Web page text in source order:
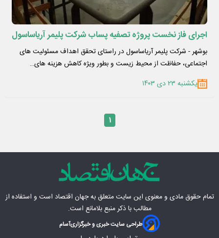
اجرای فاز نخست پروژه تصفیه پساب شرکت پلیمر آریاساسول
بوشهر - شرکت پلیمر آریاساسول در راستای تحقق اهداف مسئولیت‌ های
اجتماعی، حفاظت از محیط زیست و بطور ویژه کاهش هزینه ‌های…
یکشنبه ۲۳ دی ۱۴۰۳
۱
تمام حقوق مادی‌ و معنوی این سایت متعلق بهجهان اقتصاد است و استفاده از
مطالب با ذکر منبع بلامانع است.
طراحی سایت خبری و خبرگزاریآسام